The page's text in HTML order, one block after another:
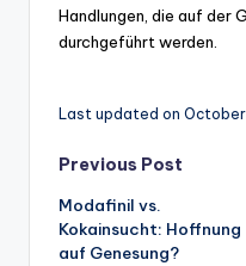
Handlungen, die auf der
durchgeführt werden.
Last updated on
Post
navigation
Previous Post
Modafinil vs.
Kokainsucht: Hoffnung
auf Genesung?